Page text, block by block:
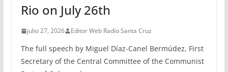
Rio on July 26th
julio 27, 2026 Editor Web Radio Santa Cruz
The full speech by Miguel Díaz-Canel Bermúdez, First
Secretary of the Central Committee of the Communist